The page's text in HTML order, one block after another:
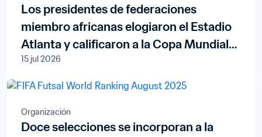
Los presidentes de federaciones
miembro africanas elogiaron el Estadio
Atlanta y calificaron a la Copa Mundial
de la FIFA 2026™ como la "mejor de la
historia"
15 jul 2026
Organización
Doce selecciones se incorporan a la